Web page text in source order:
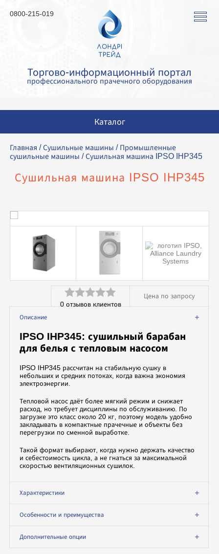
Торгово-информационный портал
профессионального прачечного оборудования
0800-215-019
Каталог
Стиральные машины
Сушильные машины
Гладильные машины
Аквачистка и химчистка
Вспомогательное оборудование
Профессиональная химия
Главная /Сушильные машины / Промышленные
сушильные машины / Сушильная машина IPSO IHP345
Сушильная машина IPSO IHP345
Оценка
из
5
0отзывов клиентов
Цена по запросу
Описание
IPSO IHP345: сушильный барабан
для белья с тепловым насосом
IPSO IHP345 рассчитан на стабильную сушку в
небольших и средних потоках, когда важна экономия
электроэнергии.
Тепловой насос даёт более мягкий режим и снижает
расход, но требует дисциплины по обслуживанию. По
загрузке это класс около 20 кг, поэтому модель удобно
закладывать в компактные прачечные и объекты без
перегрузки по сменной выработке.
Такой формат выбирают, когда нужно держать качество
и себестоимость цикла, а не гнаться за максимальной
скоростью вентиляционных сушилок.
Характеристики
Особенности и преимущества
Дополнительные опции